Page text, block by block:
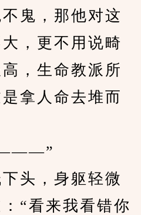
鬼，那他对这
，更不用说畸
，生命教派所
拿人命去堆而
头，身躯轻微
“看来我看错你